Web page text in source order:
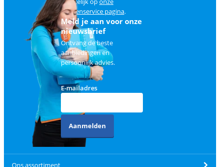
klantenservice pagina.
Meld je aan voor onze
nieuwsbrief
Ontvang de beste
aanbiedingen en
persoonlijk advies.
E-mailadres
Aanmelden
Ons assortiment